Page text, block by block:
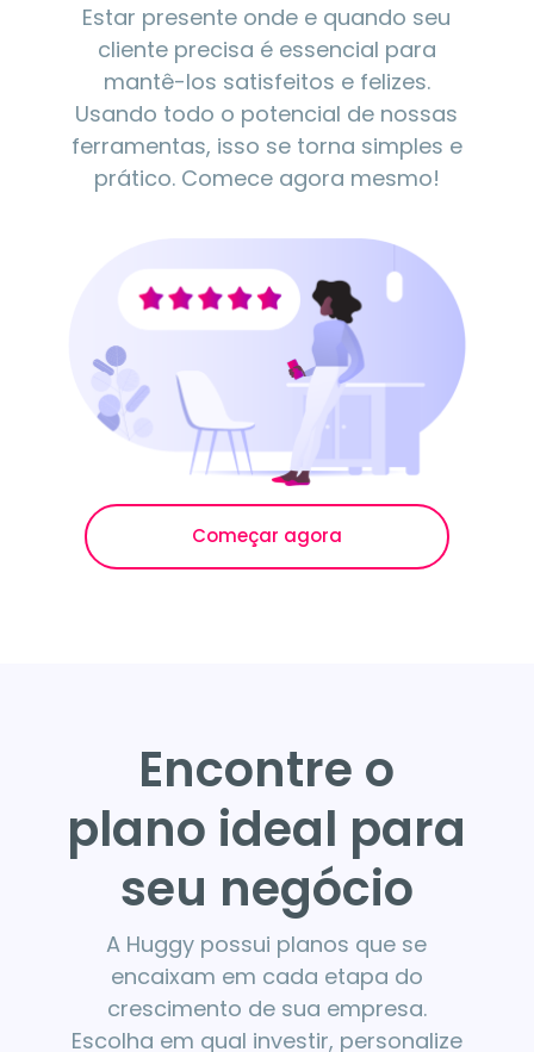
Estar presente onde e quando seu
cliente precisa é essencial para
mantê-los satisfeitos e felizes.
Usando todo o potencial de nossas
ferramentas, isso se torna simples e
prático. Comece agora mesmo!
Começar agora
Encontre o
plano ideal para
seu negócio
A Huggy possui planos que se
encaixam em cada etapa do
crescimento de sua empresa.
Escolha em qual investir, personalize